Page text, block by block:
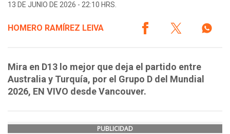
13 DE JUNIO DE 2026 - 22:10 HRS.
HOMERO RAMÍREZ LEIVA
Mira en D13 lo mejor que deja el partido entre
Australia y Turquía, por el Grupo D del Mundial
2026, EN VIVO desde Vancouver.
PUBLICIDAD